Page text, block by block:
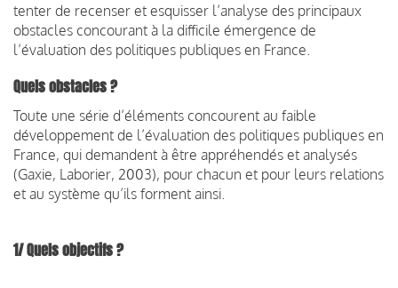
tenter de recenser et esquisser l’analyse des principaux
obstacles concourant à la difficile émergence de
l’évaluation des politiques publiques en France.
Quels obstacles ?
Toute une série d’éléments concourent au faible
développement de l’évaluation des politiques publiques en
France, qui demandent à être appréhendés et analysés
(Gaxie, Laborier, 2003), pour chacun et pour leurs relations
et au système qu’ils forment ainsi.
1/ Quels objectifs ?